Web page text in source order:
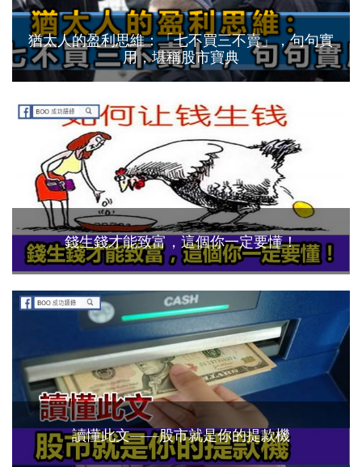
猶太人的盈利思維：「七不買三不賣」，句句實
用，堪稱股市寶典
錢生錢才能致富，這個你一定要懂！
讀懂此文——股市就是你的提款機